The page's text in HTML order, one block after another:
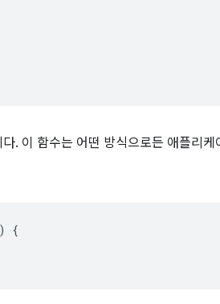
. 이 함수는 어떤 방식으로든 애플리케
{